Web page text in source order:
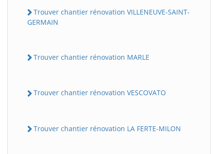
Trouver chantier rénovation VILLENEUVE-SAINT-
GERMAIN
Trouver chantier rénovation MARLE
Trouver chantier rénovation VESCOVATO
Trouver chantier rénovation LA FERTE-MILON